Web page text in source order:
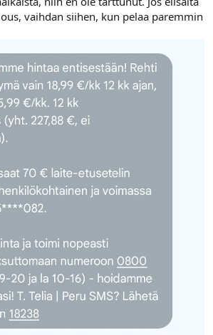
vaihdan siihen, kun pelaa paremmin